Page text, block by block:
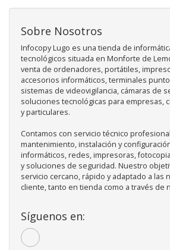
Sobre Nosotros
Infocopy Lugo es una tienda de
tecnológicos situada en Monforte de
venta de ordenadores, portátiles,
accesorios informáticos, terminales
sistemas de videovigilancia, cámaras de
soluciones tecnológicas para empresas,
y particulares.
Contamos con servicio técnico
mantenimiento, instalación y
informáticos, redes, impresoras,
y soluciones de seguridad. Nuestro
servicio cercano, rápido y adaptado a las
cliente, tanto en tienda como a través de
Síguenos en: